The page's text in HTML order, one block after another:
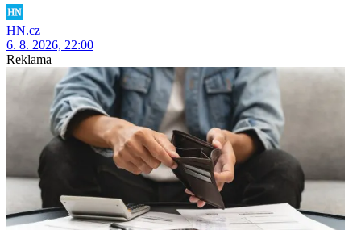
HN.cz
6. 8. 2026, 22:00
Reklama